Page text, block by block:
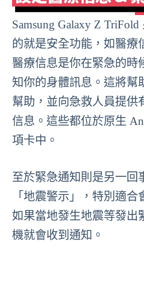
Samsung Galaxy Z
的就是安全功能，如醫療
醫療信息是你在緊急的時
知你的身體訊息。這將幫
幫助，並向急救人員提供
信息。這些都位於原生
項卡中。
至於緊急通知則是另一回
「地震警示」，特別適合
如果當地發生地震等發出
機就會收到通知。